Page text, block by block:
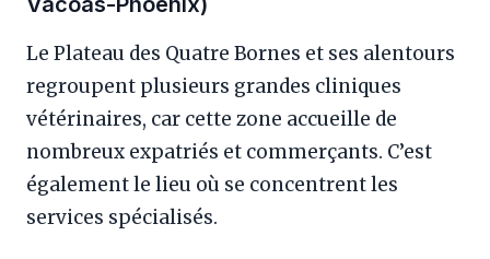
Le Plateau des Quatre Bornes et ses alentours
regroupent plusieurs grandes cliniques
vétérinaires, car cette zone accueille de
nombreux expatriés et commerçants. C’est
également le lieu où se concentrent les
services spécialisés.